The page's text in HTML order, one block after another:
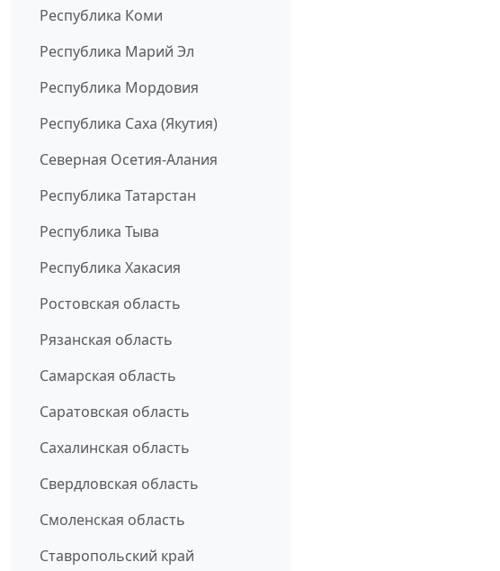
Республика Коми
Республика Марий Эл
Республика Мордовия
Республика Саха (Якутия)
Северная Осетия-Алания
Республика Татарстан
Республика Тыва
Республика Хакасия
Ростовская область
Рязанская область
Самарская область
Саратовская область
Сахалинская область
Свердловская область
Смоленская область
Ставропольский край